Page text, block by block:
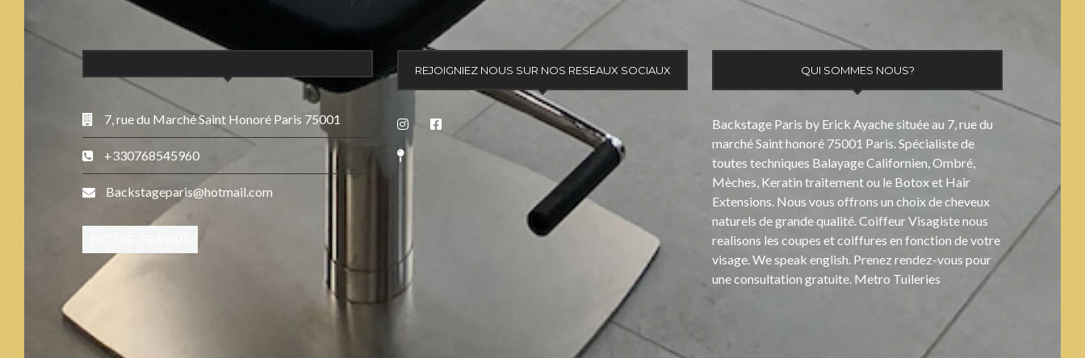
7, rue du Marché Saint Honoré Paris 75001
+330768545960
Backstageparis@hotmail.com
REJOIGNIEZ NOUS SUR NOS RESEAUX SOCIAUX QUI SOMMES NOUS?
Backstage Paris by Erick Ayache située au 7, rue du
marché Saint honoré 75001 Paris. Spécialiste de
toutes techniques Balayage Californien, Ombré,
Mèches, Keratin traitement ou le Botox et Hair
Extensions. Nous vous offrons un choix de cheveux
naturels de grande qualité. Coiffeur Visagiste nous
realisons les coupes et coiffures en fonction de votre
visage. We speak english. Prenez rendez-vous pour
une consultation gratuite. Metro Tuileries